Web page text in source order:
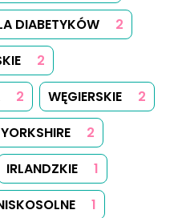
1
nas
Facebook
nas na Instagram
Obeseruj nas na
Tagi Szukaj
Biuletyn